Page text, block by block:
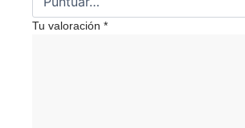
Tu valoración *